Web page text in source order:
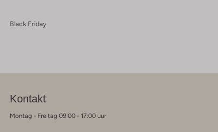
Black Friday
Kontakt
Montag - Freitag 09:00 - 17:00 uur